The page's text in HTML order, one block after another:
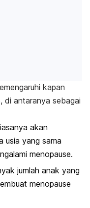
kapan
di antaranya sebagai
akan
usia yang sama
menopause.
jumlah anak yang
menopause